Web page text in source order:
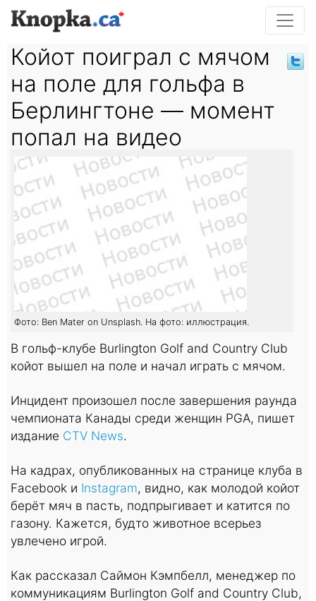
Койот поиграл с мячом
на поле для гольфа в
Берлингтоне — момент
попал на видео
Фото: Ben Mater on Unsplash. На фото: иллюстрация.
В гольф-клубе Burlington Golf and Country Club
койот вышел на поле и начал играть с мячом.
Инцидент произошел после завершения раунда
чемпионата Канады среди женщин PGA, пишет
издание CTV News.
На кадрах, опубликованных на странице клуба в
Facebook и Instagram, видно, как молодой койот
берёт мяч в пасть, подпрыгивает и катится по
газону. Кажется, будто животное всерьез
увлечено игрой.
Как рассказал Саймон Кэмпбелл, менеджер по
коммуникациям Burlington Golf and Country Club,